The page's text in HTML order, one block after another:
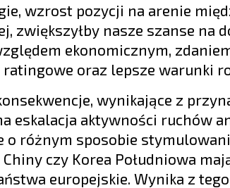
wzrost pozycji na arenie
zwiększyłby nasze szanse na
ekonomicznym,
oraz lepsze warunki
wynikające z
eskalacja aktywności ruchów
o różnym sposobie
czy Korea Południowa
europejskie. Wynika z